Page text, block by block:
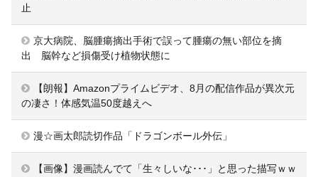
止
京大病院、脳腫瘍摘出手術で誤って腫瘍の無い部位を摘
出 脳幹など損傷受け植物状態に
【朗報】Amazonプライムビデオ、8月の配信作品が異次元
の凄さ！体感気温50度越えへ
漫☆画太郎読切作品「ドラゴンボール外伝」
【画像】漫画読んでて「生々しいな･･･」と思った描写ｗｗ